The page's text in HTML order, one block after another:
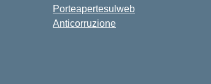
Porteapertesulweb
Anticorruzione